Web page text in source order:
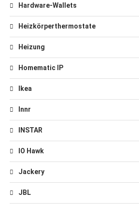
Hardware-Wallets
Heizkörperthermostate
Heizung
Homematic IP
Ikea
Innr
INSTAR
IO Hawk
Jackery
JBL